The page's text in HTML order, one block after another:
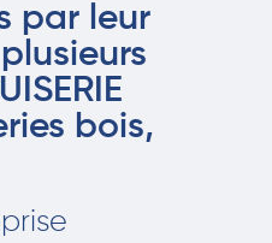
par leur
bois,